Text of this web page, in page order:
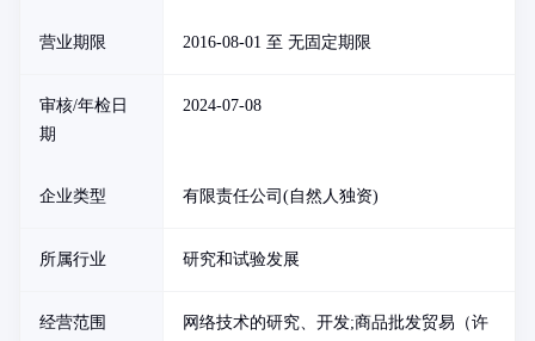
营业期限 2016-08-01 至 无固定期限
审核/年检日
期
2024-07-08
企业类型 有限责任公司(自然人独资)
所属行业 研究和试验发展
经营范围
网络技术的研究、开发;商品批发贸易（许